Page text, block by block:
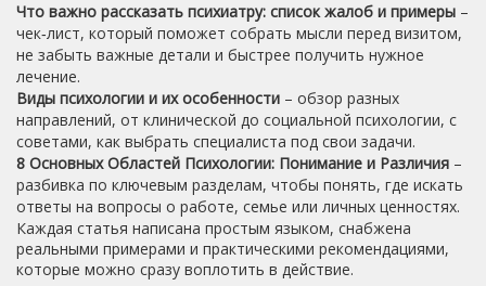
Что важно рассказать психиатру: список жалоб и примеры –
чек‑лист, который поможет собрать мысли перед визитом,
не забыть важные детали и быстрее получить нужное
лечение.
Виды психологии и их особенности – обзор разных
направлений, от клинической до социальной психологии, с
советами, как выбрать специалиста под свои задачи.
8 Основных Областей Психологии: Понимание и Различия –
разбивка по ключевым разделам, чтобы понять, где искать
ответы на вопросы о работе, семье или личных ценностях.
Каждая статья написана простым языком, снабжена
реальными примерами и практическими рекомендациями,
которые можно сразу воплотить в действие.